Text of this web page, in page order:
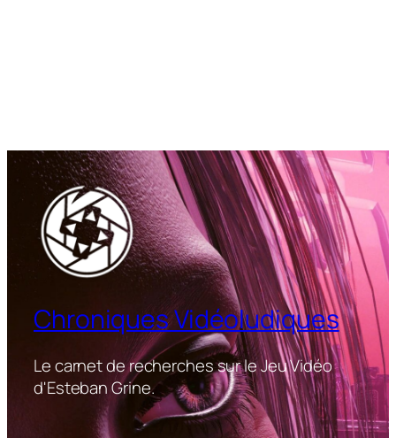
Chroniques Vidéoludiques
Le carnet de recherches sur le Jeu Vidéo
d'Esteban Grine.